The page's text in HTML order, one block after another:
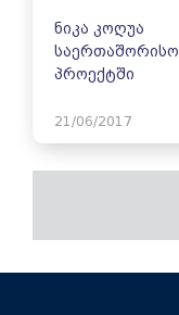
ნიკა კოღუა
საერთაშორისო
პროექტში
21/06/2017